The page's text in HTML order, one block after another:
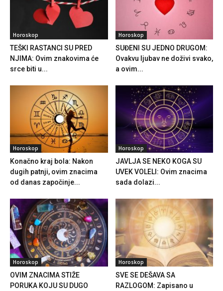
Horoskop
TEŠKI RASTANCI SU PRED
NJIMA: Ovim znakovima će
srce biti u...
Horoskop
SUĐENI SU JEDNO DRUGOM:
Ovakvu ljubav ne doživi svako,
a ovim...
Horoskop
Konačno kraj bola: Nakon
dugih patnji, ovim znacima
od danas započinje...
Horoskop
JAVLJA SE NEKO KOGA SU
UVEK VOLELI: Ovim znacima
sada dolazi...
Horoskop
OVIM ZNACIMA STIŽE
PORUKA KOJU SU DUGO
Horoskop
SVE SE DEŠAVA SA
RAZLOGOM: Zapisano u